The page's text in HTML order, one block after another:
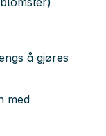
å gjøres
med